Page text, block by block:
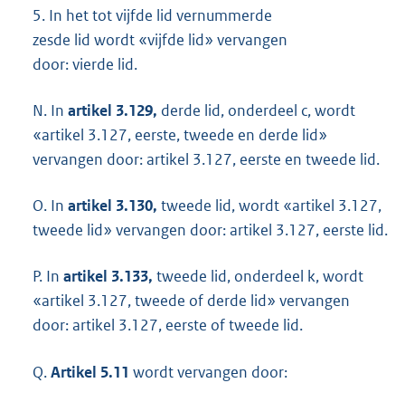
5. In het tot vijfde lid vernummerde
zesde lid wordt «vijfde lid» vervangen
door: vierde lid.
N. In artikel 3.129, derde lid, onderdeel c, wordt
«artikel 3.127, eerste, tweede en derde lid»
vervangen door: artikel 3.127, eerste en tweede lid.
O. In artikel 3.130, tweede lid, wordt «artikel 3.127,
tweede lid» vervangen door: artikel 3.127, eerste lid.
P. In artikel 3.133, tweede lid, onderdeel k, wordt
«artikel 3.127, tweede of derde lid» vervangen
door: artikel 3.127, eerste of tweede lid.
Q.Artikel 5.11 wordt vervangen door: